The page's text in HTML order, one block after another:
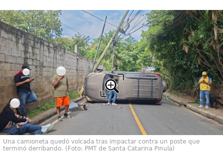
Una camioneta quedó volcada tras impactar contra un poste que
terminó derribando. (Foto: PMT de Santa Catarina Pinula)